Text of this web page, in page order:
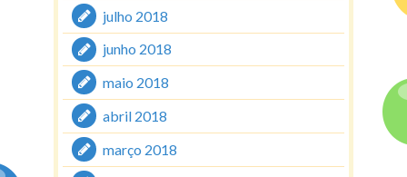
julho 2018
junho 2018
maio 2018
abril 2018
março 2018